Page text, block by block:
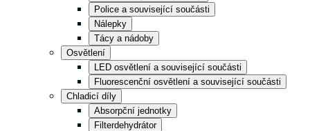
Police a související součásti
Nálepky
Tácy a nádoby
Osvětlení
LED osvětlení a související součásti
Fluorescenční osvětlení a související součásti
Chladicí díly
Absorpční jednotky
Filterdehydrátor